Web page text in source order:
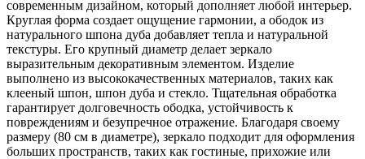
современным дизайном, который дополняет любой интерьер.
Круглая форма создает ощущение гармонии, а ободок из
натурального шпона дуба добавляет тепла и натуральной
текстуры. Его крупный диаметр делает зеркало
выразительным декоративным элементом. Изделие
выполнено из высококачественных материалов, таких как
клееный шпон, шпон дуба и стекло. Тщательная обработка
гарантирует долговечность ободка, устойчивость к
повреждениям и безупречное отражение. Благодаря своему
размеру (80 см в диаметре), зеркало подходит для оформления
больших пространств, таких как гостиные, прихожие или